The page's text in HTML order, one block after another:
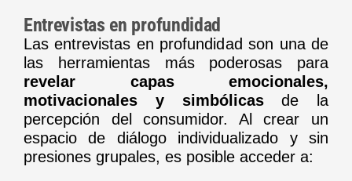
Entrevistas en profundidad
Las entrevistas en profundidad son una de
las herramientas más poderosas para
revelar capas emocionales,
motivacionales y simbólicasde la
percepción del consumidor. Al crear un
espacio de diálogo individualizado y sin
presiones grupales, es posible acceder a: